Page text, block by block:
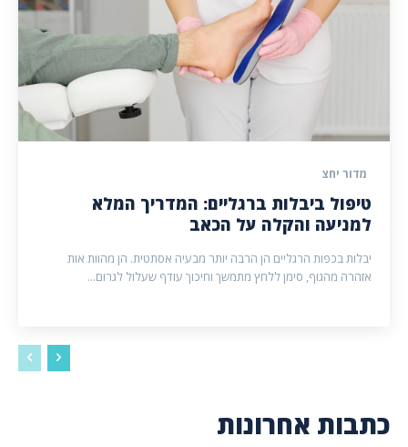
מדור יחצ
טיפול ביבלות ברגליים: המדריך המלא
למניעה והקלה על הכאב
יבלות בכפות הרגליים הן הרבה יותר מבעיה אסתטית. הן מהוות אות
אזהרה מהגוף, סימן ללחץ מתמשך וחיכוך עודף שעלול לגרום...
כתבות אחרונות